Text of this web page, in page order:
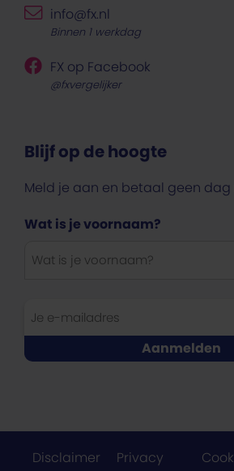
Blijf op de hoogte
Meld je aan en betaal geen dag
Wat is je voornaam?
info@fx.nl
Binnen 1 werkdag
FX op Facebook
@fxvergelijker
Disclaimer Privacy